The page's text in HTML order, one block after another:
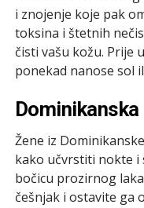
i znojenje koje pak
toksina i štetnih
čisti vašu kožu. Prije
ponekad nanose sol
Dominikanska
Žene iz
kako učvrstiti nokte i
bočicu prozirnog
češnjak i ostavite ga